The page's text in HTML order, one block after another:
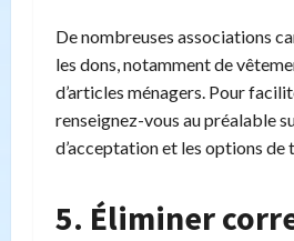
De nombreuses associations
les dons, notamment de
d’articles ménagers. Pour
renseignez-vous au préalable
d’acceptation et les options de
5. Éliminer